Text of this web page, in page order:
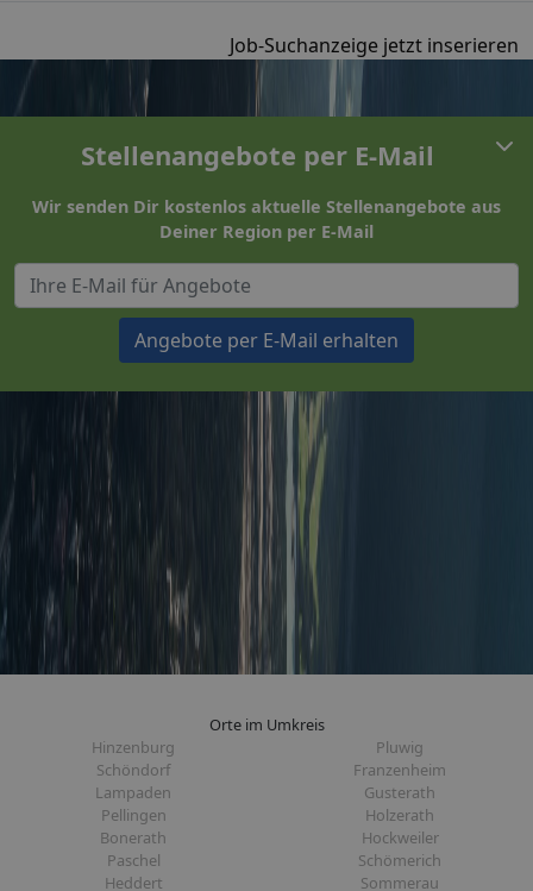
Job-Suchanzeige jetzt inserieren
Stellenangebote per E-Mail
Wir senden Dir kostenlos aktuelle Stellenangebote aus
Deiner Region per E-Mail
Angebote per E-Mail erhalten
Orte im Umkreis
Hinzenburg
Pluwig
Schöndorf
Franzenheim
Lampaden
Gusterath
Pellingen
Holzerath
Bonerath
Hockweiler
Paschel
Schömerich
Heddert
Sommerau